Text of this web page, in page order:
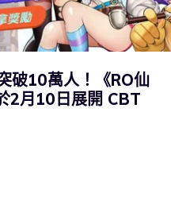
破10萬人！《RO仙
2月10日展開 CBT